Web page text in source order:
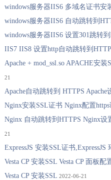
windows服务器IIS6 多域名证书安
windows服务器IIS6 自动跳转到
windows服务器IIS6 设置301跳转
IIS7 IIS8 设置http自动跳转到
Apache + mod_ssl.so APACHE安
21
Apache自动跳转到 HTTPS Apache
Nginx安装SSL证书 Nginx配置https
Nginx 自动跳转到HTTPS Nginx设
21
ExpressJS 安装SSL证书
Vesta CP 安装SSL Vesta CP 面板
Vesta CP 安装SSL 2022-06-21